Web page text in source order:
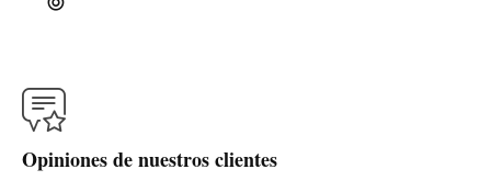
Opiniones de nuestros clientes